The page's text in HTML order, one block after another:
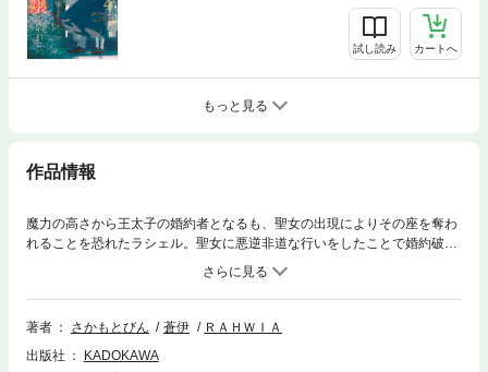
試し読み カートへ
もっと見る
作品情報
魔力の高さから王太子の婚約者となるも、聖女の出現によりその座を奪わ
れることを恐れたラシェル。聖女に悪逆非道な行いをしたことで婚約破棄
されて修道院送りとなり、修道院へ向かう道中で賊に襲われて殺されてし
まう。死んだと思ったラシェルが目覚めると、なぜか3年前に戻っていた
が ほとんどの魔力を失い、ベッドから起き上がれないほどの病弱な体にな
ってしまった。今度は周りの人も自分も幸せな未来をつかむため、これ幸
子が婚約破棄を拒否してきて!?しかも魔力を失ったと思っていたのに、世
著者 さかもとびん 蒼伊
ＲＡＨＷＩＡ
出版社
KADOKAWA